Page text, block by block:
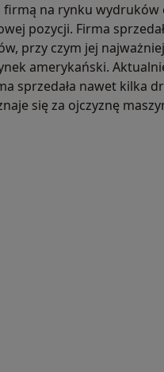
firmą na rynku wydruków
pozycji. Firma
przy czym jej
amerykański.
sprzedała nawet kilka
się za ojczyznę